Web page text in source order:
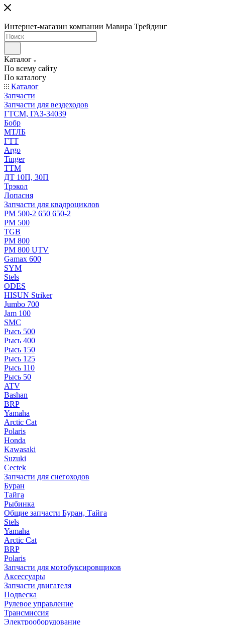
Интернет-магазин компании Мавира Трейдинг
Каталог
По всему сайту
По каталогу
Каталог
Запчасти
Запчасти для вездеходов
ГТСМ, ГАЗ-34039
Бобр
МТЛБ
ГТТ
Argo
Tinger
ТТМ
ДТ 10П, 30П
Трэкол
Лопасня
Запчасти для квадроциклов
РМ 500-2 650 650-2
РМ 500
TGB
РМ 800
РМ 800 UTV
Gamax 600
SYM
Stels
ОDЕS
HISUN Striker
Jumbo 700
Jam 100
SMC
Рысь 500
Рысь 400
Рысь 150
Рысь 125
Рысь 110
Рысь 50
ATV
Bashan
BRP
Yamaha
Arctic Cat
Polaris
Honda
Kawasaki
Suzuki
Cectek
Запчасти для снегоходов
Буран
Тайга
Рыбинка
Общие запчасти Буран, Тайга
Stels
Yamaha
Arctic Cat
BRP
Polaris
Запчасти для мотобуксировщиков
Аксессуары
Запчасти двигателя
Подвеска
Рулевое управление
Трансмиссия
Электрооборудование